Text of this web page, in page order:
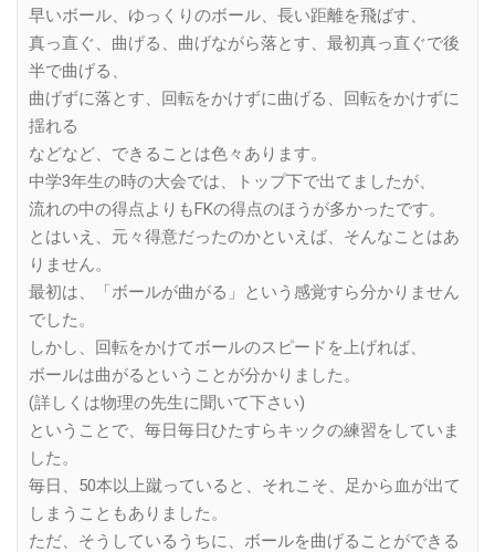
早いボール、ゆっくりのボール、長い距離を飛ばす、
真っ直ぐ、曲げる、曲げながら落とす、最初真っ直ぐで後
半で曲げる、
曲げずに落とす、回転をかけずに曲げる、回転をかけずに
揺れる
などなど、できることは色々あります。
中学3年生の時の大会では、トップ下で出てましたが、
流れの中の得点よりもFKの得点のほうが多かったです。
とはいえ、元々得意だったのかといえば、そんなことはあ
りません。
最初は、「ボールが曲がる」という感覚すら分かりません
でした。
しかし、回転をかけてボールのスピードを上げれば、
ボールは曲がるということが分かりました。
(詳しくは物理の先生に聞いて下さい)
ということで、毎日毎日ひたすらキックの練習をしていま
した。
毎日、50本以上蹴っていると、それこそ、足から血が出て
しまうこともありました。
ただ、そうしているうちに、ボールを曲げることができる